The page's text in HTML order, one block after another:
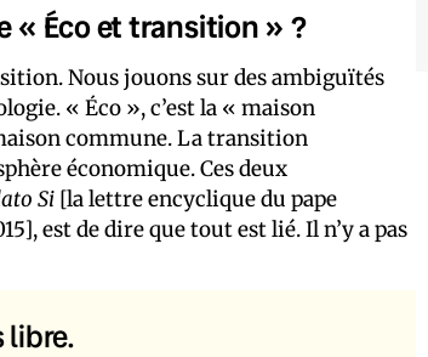
« Éco et transition » ?
Nous jouons sur des ambiguïtés
« Éco », c’est la « maison
commune. La transition
économique. Ces deux
Si [la lettre encyclique du pape
est de dire que tout est lié. Il n’y a pas
libre.